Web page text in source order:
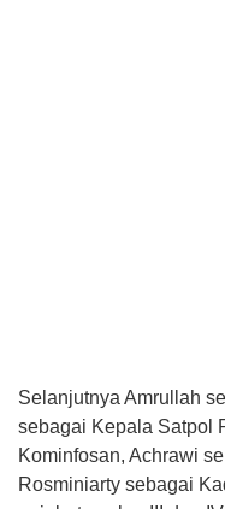
Selanjutnya Amrullah
sebagai Kepala Satpol
Kominfosan, Achrawi
Rosminiarty sebagai